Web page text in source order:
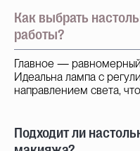
Как выбрать
работы?
Главное —
Идеальна лампа с
направлением света,
Подходит ли